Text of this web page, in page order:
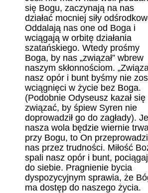
się Bogu, zaczynają na nas
działać mocniej siły
Oddalają nas one od Boga i
wciągają w orbitę działania
szatańskiego. Wtedy prośmy
Boga, by nas „związał” wbrew
naszym skłonnościom.
nasz opór i bunt byśmy nie
wciągnięci w życie bez Boga.
(Podobnie Odyseusz kazał się
związać, by śpiew Syren nie
doprowadził go do zagłady).
nasza wola będzie wiernie
przy Bogu, to On przeprowadzi
nas przez trudności. Miłość
spali nasz opór i bunt,
do siebie. Pragnienie bycia
dyspozycyjnym sprawia, że
ma dostęp do naszego życia.